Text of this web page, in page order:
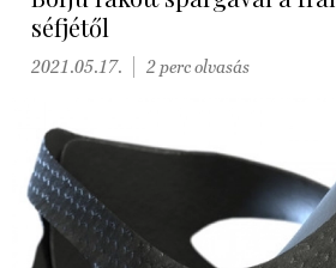
séfjétől
2021.05.17. 2 perc olvasás